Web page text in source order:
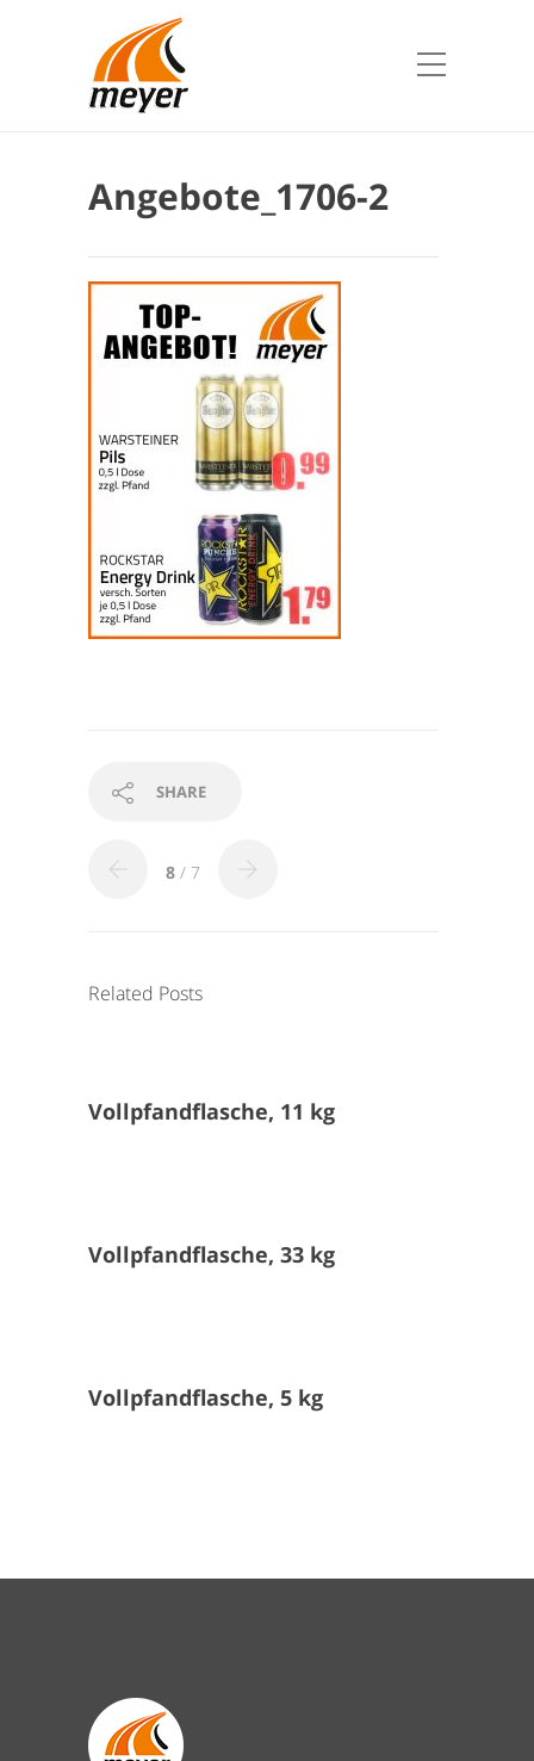
Angebote_1706-2
SHARE
8 / 7
Related Posts
Vollpfandflasche, 11 kg
Vollpfandflasche, 33 kg
Vollpfandflasche, 5 kg